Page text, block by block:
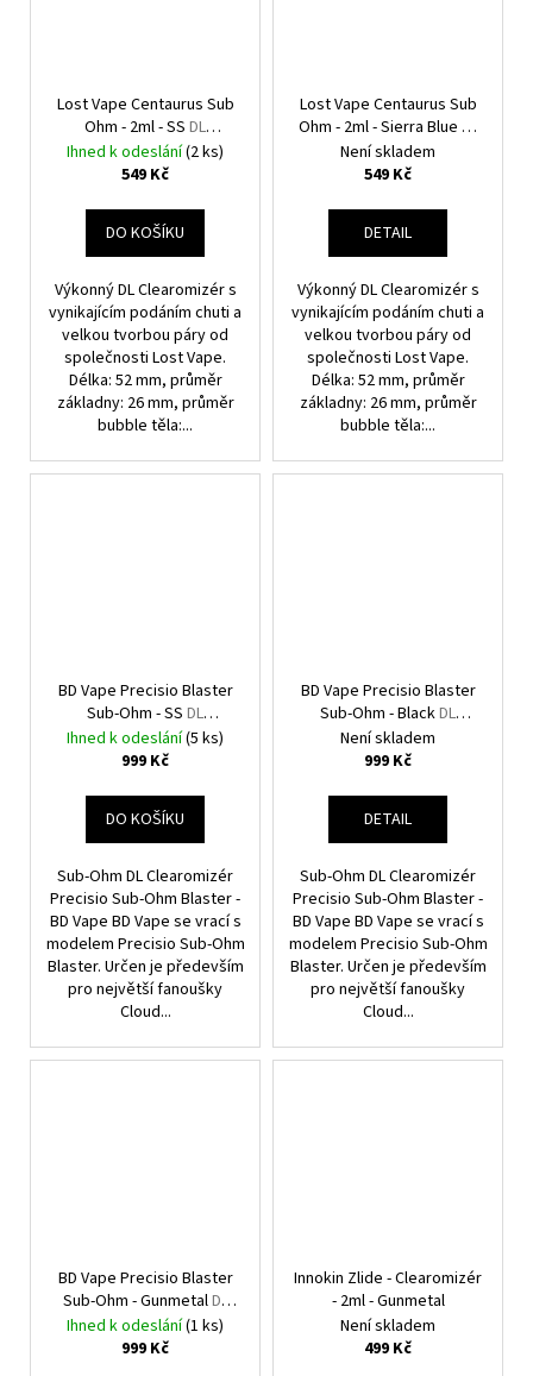
Lost Vape Centaurus Sub
Ohm - 2ml - SS DL
Clearomizér
Ihned k odeslání(2 ks)
549 Kč
DO KOŠÍKU
Výkonný DL Clearomizér s
vynikajícím podáním chuti a
velkou tvorbou páry od
společnosti Lost Vape.
Délka: 52 mm, průměr
základny: 26 mm, průměr
bubble těla:...
Lost Vape Centaurus Sub
Ohm - 2ml - Sierra Blue DL
Clearomizér
Není skladem
549 Kč
DETAIL
Výkonný DL Clearomizér s
vynikajícím podáním chuti a
velkou tvorbou páry od
společnosti Lost Vape.
Délka: 52 mm, průměr
základny: 26 mm, průměr
bubble těla:...
BD Vape Precisio Blaster
Sub-Ohm - SS DL
Clearomizér
Ihned k odeslání(5 ks)
999 Kč
DO KOŠÍKU
Sub-Ohm DL Clearomizér
Precisio Sub-Ohm Blaster -
BD Vape BD Vape se vrací s
modelem Precisio Sub-Ohm
Blaster. Určen je především
pro největší fanoušky
Cloud...
BD Vape Precisio Blaster
Sub-Ohm - BlackDL
Clearomizér
Není skladem
999 Kč
DETAIL
Sub-Ohm DL Clearomizér
Precisio Sub-Ohm Blaster -
BD Vape BD Vape se vrací s
modelem Precisio Sub-Ohm
Blaster. Určen je především
pro největší fanoušky
Cloud...
BD Vape Precisio Blaster
Sub-Ohm - GunmetalDL
Clearomizér
Ihned k odeslání(1 ks)
999 Kč
Innokin Zlide - Clearomizér
- 2ml - Gunmetal
Není skladem
499 Kč